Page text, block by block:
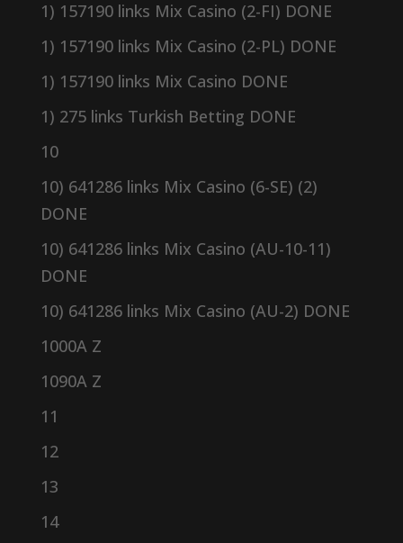
1) 157190 links Mix Casino (2-FI) DONE
1) 157190 links Mix Casino (2-PL) DONE
1) 157190 links Mix Casino DONE
1) 275 links Turkish Betting DONE
10
10) 641286 links Mix Casino (6-SE) (2)
DONE
10) 641286 links Mix Casino (AU-10-11)
DONE
10) 641286 links Mix Casino (AU-2) DONE
1000A Z
1090A Z
11
12
13
14